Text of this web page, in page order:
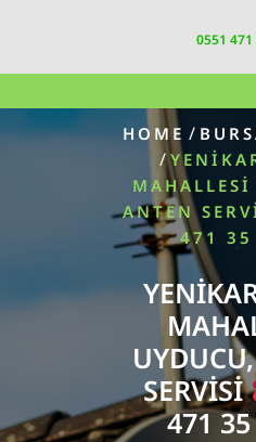
0551 471
HOME /
/
ANTEN
471 35
SERVISI
471